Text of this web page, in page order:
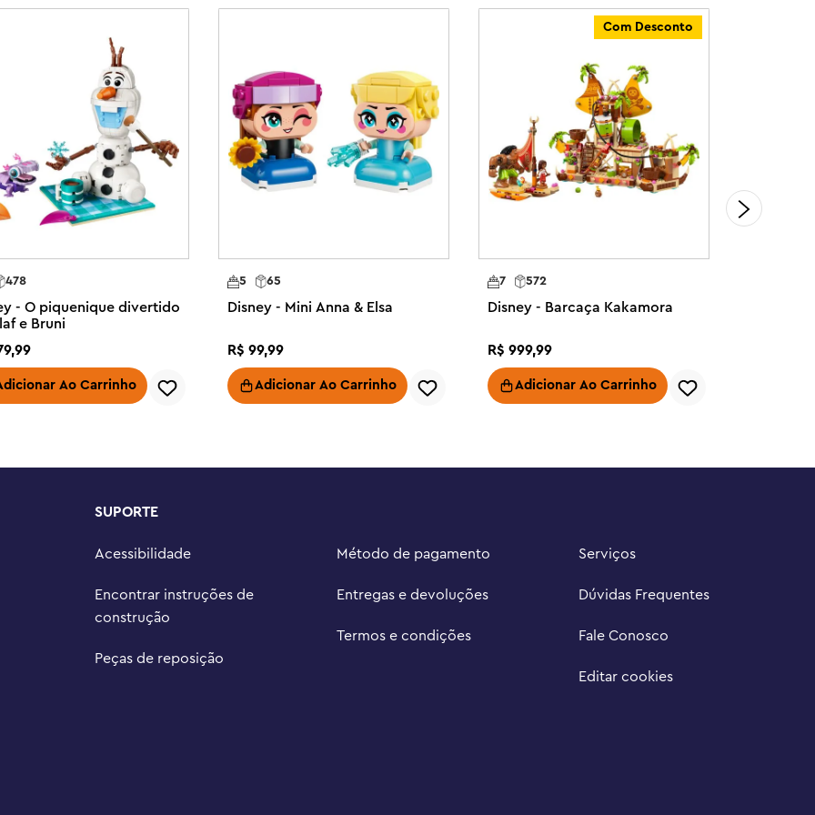
fácil e intuitiva com o aplicativo
salvar conjuntos e
para crianças – Inspire
de brinquedos de construção
enquanto as crianças imaginam
tampa com fechadura, uma
iniciadores de brincadeira e
construção LEGO® | Disney
com a Branca de Neve e a
tesouros
e fãs da Disney com 6 anos ou
LEGO® Builder, onde os
seu progresso e salvar
de construção promove
meio da diversão
e 4 pol. (10 cm) de
478
- O piquenique divertido
e Bruni
,99
Ao Carrinho
65
5
Disney - Mini Anna & Elsa
R$ 99,99
Adicionar Ao Carrinho
Com Desconto
572
7
Disney - Barcaça Kakamora
R$ 999,99
Adicionar Ao Carrinho
SUPORTE
Acessibilidade
Encontrar instruções de
construção
Peças de reposição
Método de pagamento
Entregas e devoluções
Termos e condições
Serviços
Dúvidas Frequentes
Fale Conosco
Editar cookies